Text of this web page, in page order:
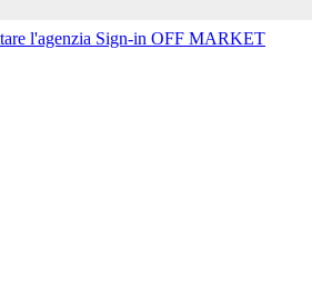
l'agenzia Sign-in OFF MARKET